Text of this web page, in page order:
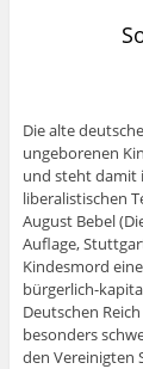
Die alte
ungeborenen
und steht damit
liberalistischen
August Bebel
Auflage,
Kindesmord
bürgerlich-
Deutschen
besonders
den Vereinigten